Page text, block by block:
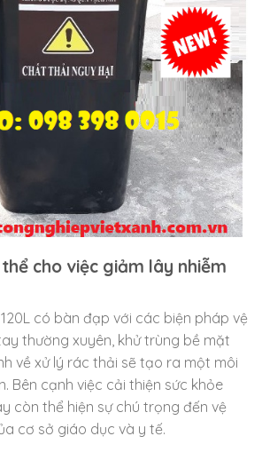
cho việc giảm lây nhiễm
có bàn đạp với các biện pháp vệ
thường xuyên, khử trùng bề mặt
về xử lý rác thải sẽ tạo ra một môi
Bên cạnh việc cải thiện sức khỏe
còn thể hiện sự chú trọng đến vệ
cơ sở giáo dục và y tế.